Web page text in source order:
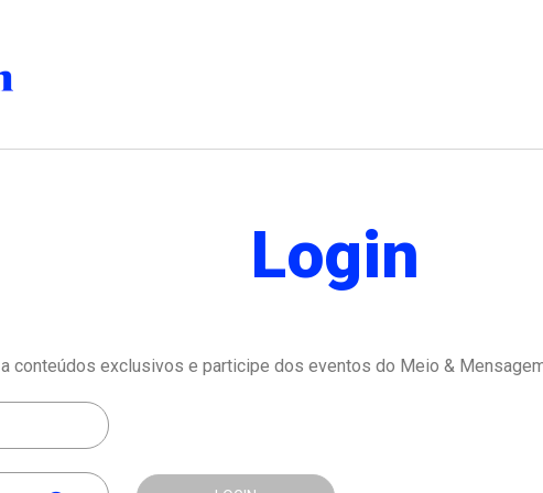
Login
conteúdos exclusivos e participe dos eventos do Meio &